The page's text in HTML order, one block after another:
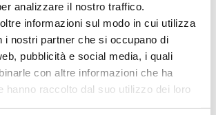
analizzare il nostro traffico.
informazioni sul modo in cui utilizza
i nostri partner che si occupano di
pubblicità e social media, i quali
con altre informazioni che ha
hanno raccolto dal suo utilizzo dei loro